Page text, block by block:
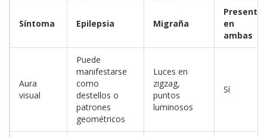
Síntoma Epilepsia Migraña
Presente
en
ambas
Aura
visual
Puede
manifestarse
como
destellos o
patrones
geométricos
Luces en
zigzag,
puntos
luminosos
Sí